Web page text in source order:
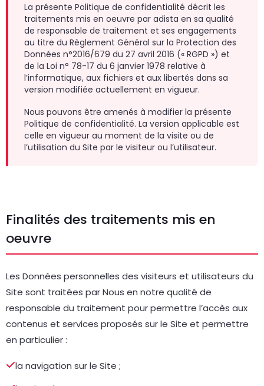
La présente Politique de confidentialité décrit les
traitements mis en oeuvre par adista en sa qualité
de responsable de traitement et ses engagements
au titre du Règlement Général sur la Protection des
Données n°2016/679 du 27 avril 2016 (« RGPD ») et
de la Loi n° 78-17 du 6 janvier 1978 relative à
l’informatique, aux fichiers et aux libertés dans sa
version modifiée actuellement en vigueur.
Nous pouvons être amenés à modifier la présente
Politique de confidentialité. La version applicable est
celle en vigueur au moment de la visite ou de
l’utilisation du Site par le visiteur ou l’utilisateur.
Finalités des traitements mis en
oeuvre
Les Données personnelles des visiteurs et utilisateurs du
Site sont traitées par Nous en notre qualité de
responsable du traitement pour permettre l’accès aux
contenus et services proposés sur le Site et permettre
en particulier :
la navigation sur le Site ;